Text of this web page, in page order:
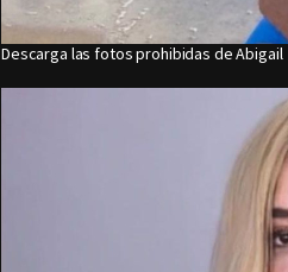
Descarga las fotos prohibidas de Abigail